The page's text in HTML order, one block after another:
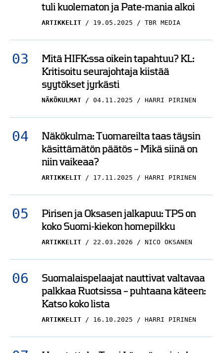
tuli kuolematon ja Pate-mania alkoi
ARTIKKELIT 19.05.2025 TBR MEDIA
Mitä HIFK:ssa oikein tapahtuu? KL:
Kritisoitu seurajohtaja kiistää
syytökset jyrkästi
NÄKÖKULMAT 04.11.2025 HARRI PIRINEN
Näkökulma: Tuomareilta taas täysin
käsittämätön päätös – Mikä siinä on
niin vaikeaa?
ARTIKKELIT 17.11.2025 HARRI PIRINEN
Pirisen ja Oksasen jalkapuu: TPS on
koko Suomi-kiekon homepilkku
ARTIKKELIT 22.03.2026 NICO OKSANEN
Suomalaispelaajat nauttivat valtavaa
palkkaa Ruotsissa – puhtaana käteen:
Katso koko lista
ARTIKKELIT 16.10.2025 HARRI PIRINEN